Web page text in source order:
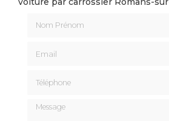
Message